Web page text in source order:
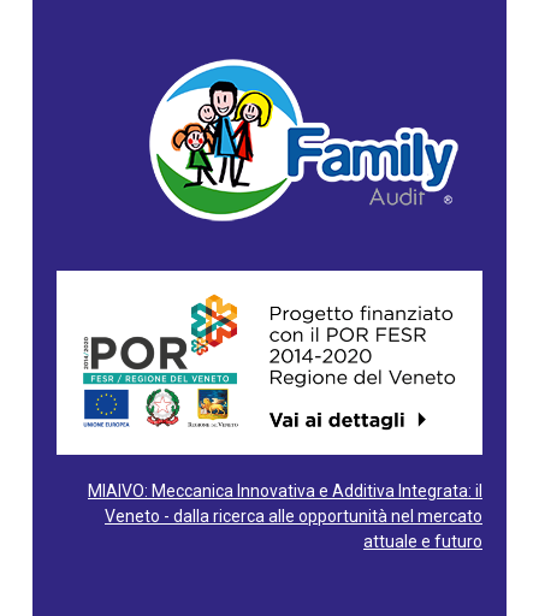
MIAIVO: Meccanica Innovativa e Additiva Integrata: il
Veneto - dalla ricerca alle opportunità nel mercato
attuale e futuro